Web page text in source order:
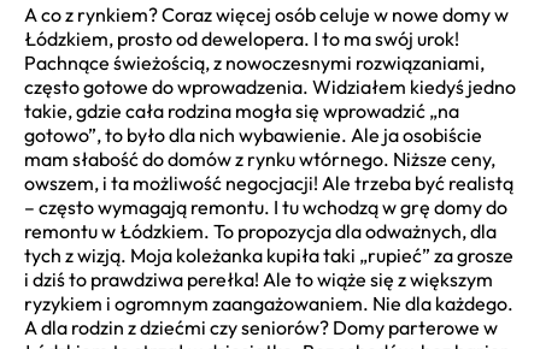
A co z rynkiem? Coraz więcej osób celuje w nowe domy w
Łódzkiem, prosto od dewelopera. I to ma swój urok!
Pachnące świeżością, z nowoczesnymi rozwiązaniami,
często gotowe do wprowadzenia. Widziałem kiedyś jedno
takie, gdzie cała rodzina mogła się wprowadzić „na
gotowo”, to było dla nich wybawienie. Ale ja osobiście
mam słabość do domów z rynku wtórnego. Niższe ceny,
owszem, i ta możliwość negocjacji! Ale trzeba być realistą
– często wymagają remontu. I tu wchodzą w grę domy do
remontu w Łódzkiem. To propozycja dla odważnych, dla
tych z wizją. Moja koleżanka kupiła taki „rupieć” za grosze
i dziś to prawdziwa perełka! Ale to wiąże się z większym
ryzykiem i ogromnym zaangażowaniem. Nie dla każdego.
A dla rodzin z dziećmi czy seniorów? Domy parterowe w